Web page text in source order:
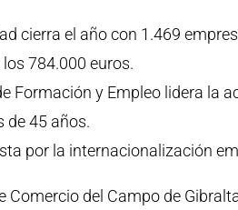
cierra el año con 1.469
784.000 euros.
Formación y Empleo lidera la
de 45 años.
por la internacionalización
Comercio del Campo de